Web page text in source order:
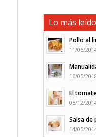
Lo más leído
Pollo al
11/06/
16/05/
El
05/12/
Salsa de
14/05/